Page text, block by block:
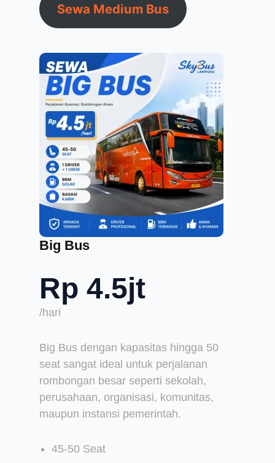
Sewa Medium Bus
Big Bus
Rp 4.5jt
/hari
Big Bus dengan kapasitas hingga 50
seat sangat ideal untuk perjalanan
rombongan besar seperti sekolah,
perusahaan, organisasi, komunitas,
maupun instansi pemerintah.
45-50 Seat